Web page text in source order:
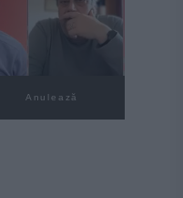
Anulează